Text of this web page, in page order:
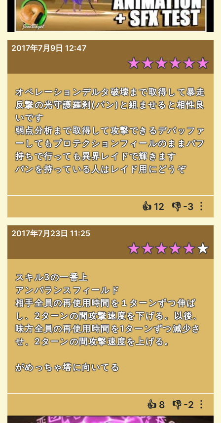
2017年7月9日 12:47
★★★★★★
オペレーションデルタ破壊まで取得して暴走
反撃の光守護羅刹(パン)と組ませると相性良
いです
弱点分析まで取得して攻撃できるデバッファ
ーしてもプロテクションフィールのままバフ
持ちで行っても異界レイドで輝きます
パンを持っている人はレイド用にどうぞ
👍 12 👎 -3 ︙
2017年7月23日 11:25
★★★★★★
スキル3の一番上
アンバランスフィールド
相手全員の再使用時間を１ターンずつ伸ば
し、2ターンの間攻撃速度を下げる。以後、
味方全員の再使用時間を1ターンずつ減少さ
せ、2ターンの間攻撃速度を上げる。
がめっちゃ塔に向いてる
👍 8 👎 -2 ︙